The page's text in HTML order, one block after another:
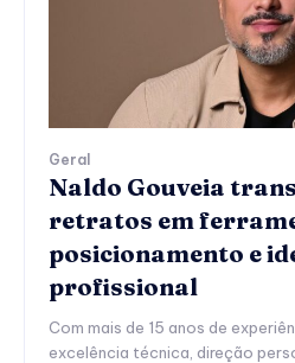
Geral
Naldo Gouveia
retratos em
posicionamento e
profissional
Com mais de 15 anos de
excelência técnica, direção